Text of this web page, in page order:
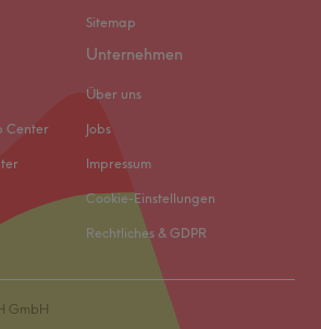
Sitemap
Center
Unternehmen
Über uns
Jobs
Impressum
Cookie-Einstellungen
Rechtliches & GDPR
GmbH